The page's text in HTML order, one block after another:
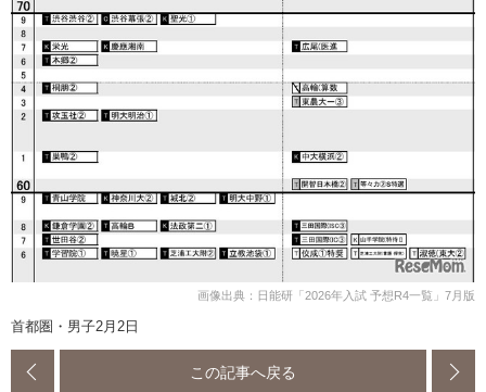
画像出典：日能研「2026年入試 予想R4一覧」7月版
首都圏・男子2月2日
この記事へ戻る